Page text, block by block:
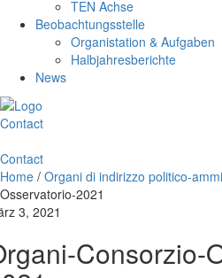
TEN Achse
Beobachtungsstelle
Organistation & Aufgaben
Halbjahresberichte
News
Contact
Contact
Home / Organi di indirizzo politico-
Osservatorio-2021
3, 2021
Consorzio-